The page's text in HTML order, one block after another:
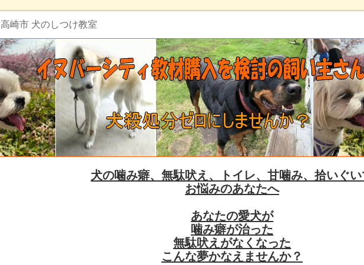
高崎市 犬のしつけ教室
犬の噛み癖、無駄吠え、トイレ、甘噛み、拾いぐい
お悩みのあなたへ
あなたの愛犬が
噛み癖が治った
無駄吠えがなくなった
こんな夢かなえませんか？